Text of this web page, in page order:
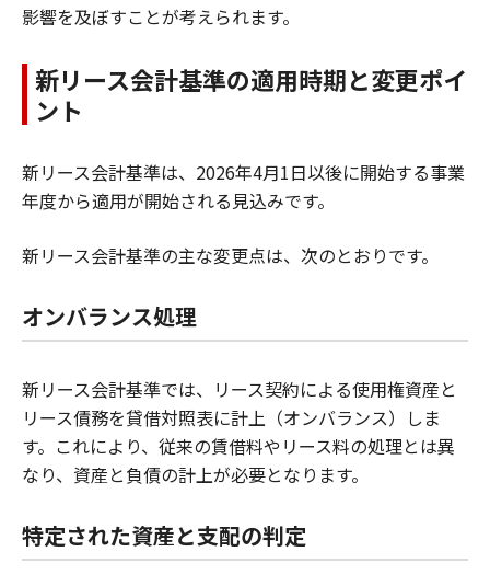
影響を及ぼすことが考えられます。
新リース会計基準の適用時期と変更ポイ
ント
新リース会計基準は、2026年4月1日以後に開始する事業
年度から適用が開始される見込みです。
新リース会計基準の主な変更点は、次のとおりです。
オンバランス処理
新リース会計基準では、リース契約による使用権資産と
リース債務を貸借対照表に計上（オンバランス）しま
す。これにより、従来の賃借料やリース料の処理とは異
なり、資産と負債の計上が必要となります。
特定された資産と支配の判定